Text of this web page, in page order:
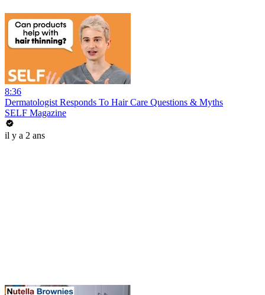
8:36
Dermatologist Responds To Hair Care Questions & Myths
SELF Magazine
il y a 2 ans